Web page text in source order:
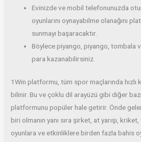
Evinizde ve mobil telefonunuzda
oyunlarını oynayabilme olanağını
sunmayı başaracaktır.
Böylece piyango, piyango, tombala
para kazanabilirsiniz.
1Win platformu, tüm spor maçlarında hızlı
bilinir. Bu ve çoklu dil arayüzü gibi diğer
platformunu popüler hale getirir. Önde
biri olmanın yanı sıra şirket, at yarışı,
oyunlara ve etkinliklere birden fazla bahis